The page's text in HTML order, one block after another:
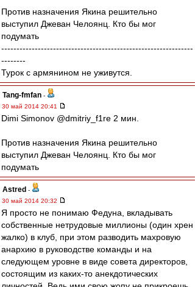
Против назначения Якина решительно
выступил Джеван Челоянц. Кто бы мог
подумать
---------------------------------------------------------------
--------
Турок с армянином не уживутся.
Tang-fmfan -
30 май 2014 20:41
Dimi Simonov ‏@dmitriy_f1re 2 мин.
Против назначения Якина решительно
выступил Джеван Челоянц. Кто бы мог
подумать
Astred -
30 май 2014 20:32
Я просто не понимаю Федуна, вкладывать
собственные нетрудовые миллионы (один хрен
жалко) в клуб, при этом разводить махровую
анархию в руководстве команды и на
следующем уровне в виде совета директоров,
состоящим из каких-то анекдотических